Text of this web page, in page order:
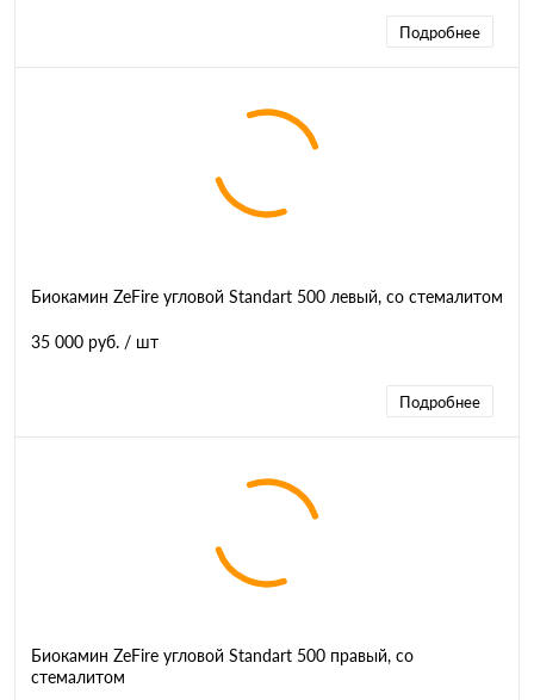
Подробнее
Биокамин ZeFire угловой Standart 500 левый, со стемалитом
35 000 руб. / шт
Подробнее
Биокамин ZeFire угловой Standart 500 правый, со
стемалитом